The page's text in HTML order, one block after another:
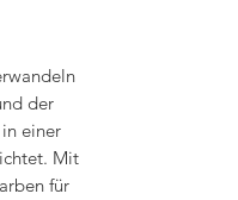
der
einer
Mit
für